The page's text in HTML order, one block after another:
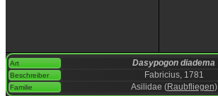
Art Dasypogon diadema
Beschreiber
Fabricius, 1781
Familie Asilidae (Raubfliegen)